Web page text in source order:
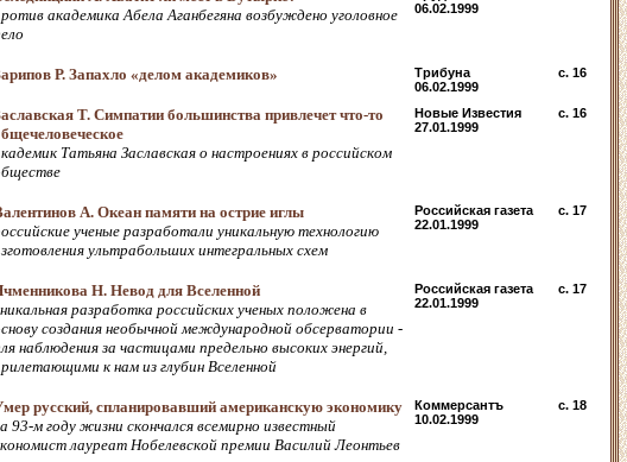
академика Абела Аганбегяна возбуждено уголовное
06.02.1999
Р. Запахло «делом академиков»
Трибуна
06.02.1999
c. 16
Т. Симпатии большинства привлечет что-то
Татьяна Заславская о настроениях в российском
Новые Известия
27.01.1999
c. 16
А. Океан памяти на острие иглы
ученые разработали уникальную технологию
ультрабольших интегральных схем
Российская газета
22.01.1999
c. 17
Н. Невод для Вселенной
разработка российских ученых положена в
создания необычной международной обсерватории -
наблюдения за частицами предельно высоких энергий,
к нам из глубин Вселенной
Российская газета
22.01.1999
c. 17
русский, спланировавший американскую экономику
93-м году жизни скончался всемирно известный
лауреат Нобелевской премии Василий Леонтьев
Коммерсантъ
10.02.1999
c. 18